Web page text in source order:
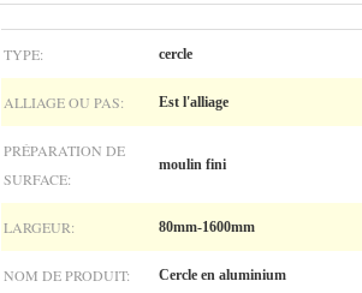
TYPE: cercle
ALLIAGE OU PAS: Est l'alliage
PRÉPARATION DE
SURFACE:
moulin fini
LARGEUR: 80mm-1600mm
NOM DE PRODUIT: Cercle en aluminium